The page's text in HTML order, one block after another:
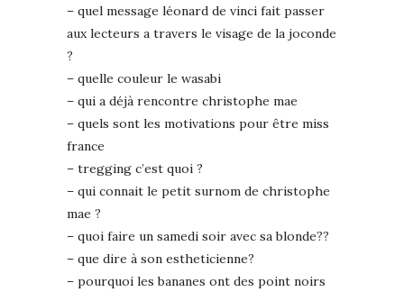
– quel message léonard de vinci fait passer
aux lecteurs a travers le visage de la joconde
?
– quelle couleur le wasabi
– qui a déjà rencontre christophe mae
– quels sont les motivations pour être miss
france
– tregging c’est quoi ?
– qui connait le petit surnom de christophe
mae ?
– quoi faire un samedi soir avec sa blonde??
– que dire à son estheticienne?
– pourquoi les bananes ont des point noirs